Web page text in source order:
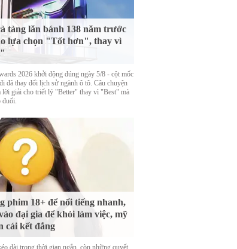
tàng lăn bánh 138 năm trước
lựa chọn "Tốt hơn", thay vì
2026 khởi động đúng ngày 5/8 - cột mốc
đã thay đổi lịch sử ngành ô tô. Câu chuyện
lời giải cho triết lý "Better" thay vì "Best" mà
đuổi.
phim 18+ để nổi tiếng nhanh,
đại gia để khỏi làm việc, mỹ
cái kết đắng
dài trong thời gian ngắn, còn những quyết